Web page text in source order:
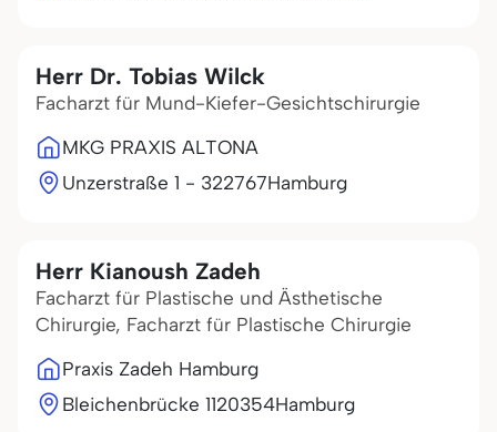
Herr Dr. Tobias Wilck
Facharzt für Mund-Kiefer-Gesichtschirurgie
MKG PRAXIS ALTONA
Unzerstraße 1 - 322767Hamburg
Herr Kianoush Zadeh
Facharzt für Plastische und Ästhetische
Chirurgie, Facharzt für Plastische Chirurgie
Praxis Zadeh Hamburg
Bleichenbrücke 1120354Hamburg